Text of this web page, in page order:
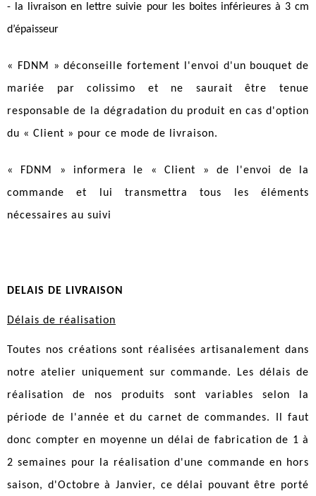
- la livraison en lettre suivie pour les boites inférieures à 3 cm
d’épaisseur
« FDNM » déconseille fortement l'envoi d'un bouquet de
mariée par colissimo et ne saurait être tenue
responsable de la dégradation du produit en cas d'option
du « Client » pour ce mode de livraison.
« FDNM » informera le « Client » de l'envoi de la
commande et lui transmettra tous les éléments
nécessaires au suivi
DELAIS DE LIVRAISON
Délais de réalisation
Toutes nos créations sont réalisées artisanalement dans
notre atelier uniquement sur commande. Les délais de
réalisation de nos produits sont variables selon la
période de l'année et du carnet de commandes. Il faut
donc compter en moyenne un délai de fabrication de 1 à
2 semaines pour la réalisation d'une commande en hors
saison, d'Octobre à Janvier, ce délai pouvant être porté